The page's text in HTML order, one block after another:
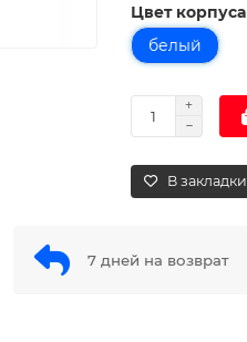
Цвет корпуса
белый
В закладки
7 дней на возврат